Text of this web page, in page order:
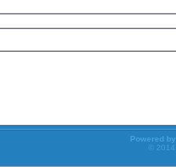
Powered by
©